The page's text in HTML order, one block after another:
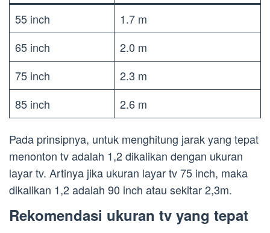
55 inch
1.7 m
65 inch
2.0 m
75 inch
2.3 m
85 inch
2.6 m
Pada prinsipnya, untuk menghitung jarak yang tepat
menonton tv adalah 1,2 dikalikan dengan ukuran
layar tv. Artinya jika ukuran layar tv 75 inch, maka
dikalikan 1,2 adalah 90 inch atau sekitar 2,3m.
Rekomendasi ukuran tv yang tepat